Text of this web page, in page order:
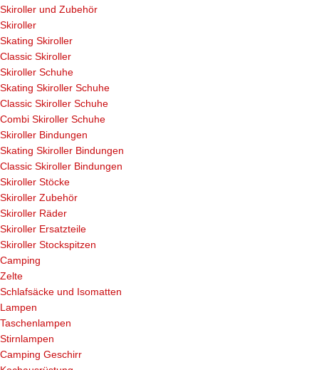
Skiroller und Zubehör
Skiroller
Skating Skiroller
Classic Skiroller
Skiroller Schuhe
Skating Skiroller Schuhe
Classic Skiroller Schuhe
Combi Skiroller Schuhe
Skiroller Bindungen
Skating Skiroller Bindungen
Classic Skiroller Bindungen
Skiroller Stöcke
Skiroller Zubehör
Skiroller Räder
Skiroller Ersatzteile
Skiroller Stockspitzen
Camping
Zelte
Schlafsäcke und Isomatten
Lampen
Taschenlampen
Stirnlampen
Camping Geschirr